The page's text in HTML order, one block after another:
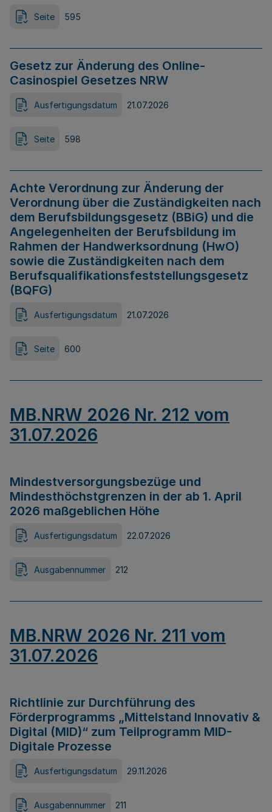
Seite 595
Gesetz zur Änderung des Online-
Casinospiel Gesetzes NRW
Ausfertigungsdatum 21.07.2026
Seite 598
Achte Verordnung zur Änderung der
Verordnung über die Zuständigkeiten nach
dem Berufsbildungsgesetz (BBiG) und die
Angelegenheiten der Berufsbildung im
Rahmen der Handwerksordnung (HwO)
sowie die Zuständigkeiten nach dem
Berufsqualifikationsfeststellungsgesetz
(BQFG)
Ausfertigungsdatum 21.07.2026
Seite 600
MB.NRW 2026 Nr. 212 vom
31.07.2026
Mindestversorgungsbezüge und
Mindesthöchstgrenzen in der ab 1. April
2026 maßgeblichen Höhe
Ausfertigungsdatum 22.07.2026
Ausgabennummer 212
MB.NRW 2026 Nr. 211 vom
31.07.2026
Richtlinie zur Durchführung des
Förderprogramms „Mittelstand Innovativ &
Digital (MID)“ zum Teilprogramm MID-
Digitale Prozesse
Ausfertigungsdatum 29.11.2026
Ausgabennummer 211